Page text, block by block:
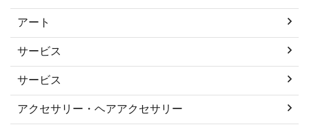
アート
サービス
サービス
アクセサリー・ヘアアクセサリー